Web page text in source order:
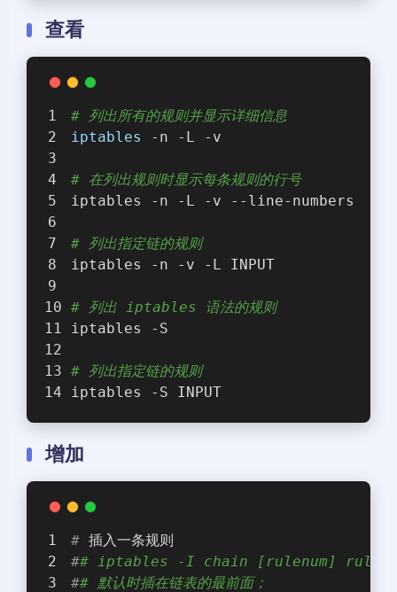
查看
# 列出所有的规则并显示详细信息
iptables
-n -L -v
# 在列出规则时显示每条规则的行号
iptables -n -L -v --line-numbers
# 列出指定链的规则
iptables -n -v -L INPUT
# 列出 iptables 语法的规则
iptables -S
# 列出指定链的规则
iptables -S INPUT
增加
# 插入一条规则
## iptables -I chain [rulenum]
## 默认时插在链表的最前面；